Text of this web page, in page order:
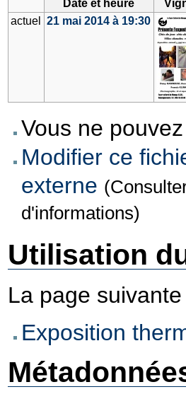
Date et heure
actuel
21 mai 2014 à 19:30
Vous ne
Modifier ce
externe
d'informations)
Utilisation
La page
Exposition